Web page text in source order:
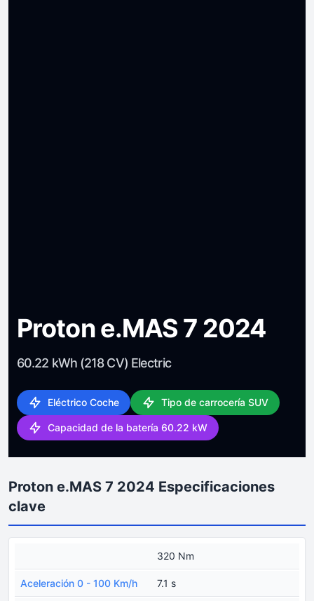
Proton e.MAS 7 2024
60.22 kWh (218 CV) Electric
Eléctrico Coche Tipo de carrocería SUV
Capacidad de la batería 60.22 kW
Proton e.MAS 7 2024 Especificaciones
clave
320 Nm
Aceleración 0 - 100 Km/h 7.1 s